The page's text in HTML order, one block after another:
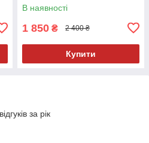
В наявності
1 850 ₴ 2 400 ₴
Купити
за рік